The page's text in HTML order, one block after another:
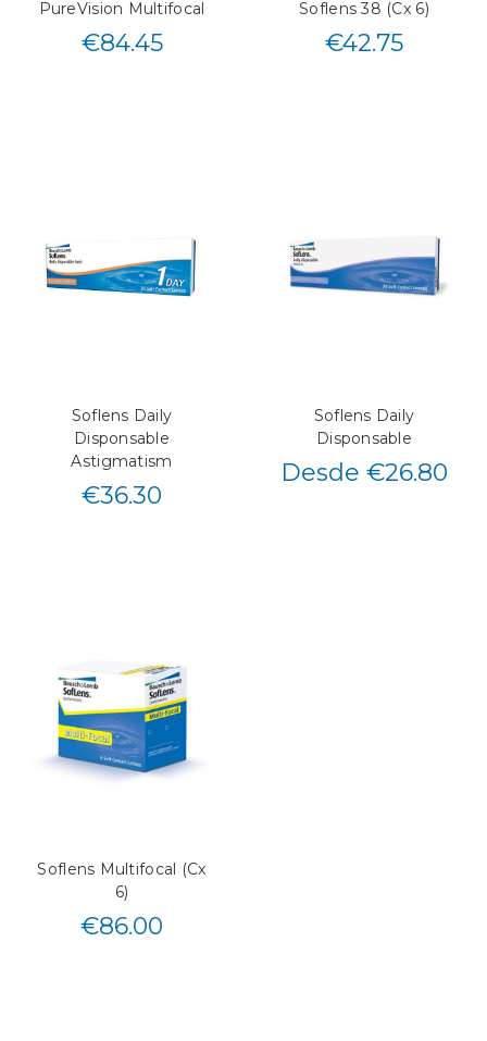
PureVision Multifocal
€84.45
Soflens 38 (Cx 6)
€42.75
Soflens Daily
Disponsable
Astigmatism
€36.30
Soflens Daily
Disponsable
Desde €26.80
Soflens Multifocal (Cx
6)
€86.00